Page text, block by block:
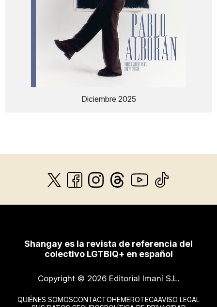
Diciembre 2025
Shangay es la revista de referencia del
colectivo LGTBIQ+ en español
Copyright © 2026 Editorial Imaní S.L.
QUIÉNES SOMOSCONTACTOHEMEROTECAAVISO LEGAL